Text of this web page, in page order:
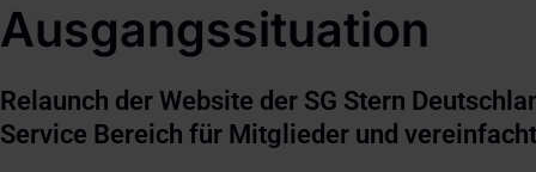
Ausgangssituation
Relaunch der Website der SG Stern
Service Bereich für Mitglieder und